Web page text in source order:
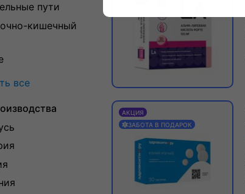
пути
кишечный
все
АКЦИЯ
ЗАБОТА В ПОДАРОК